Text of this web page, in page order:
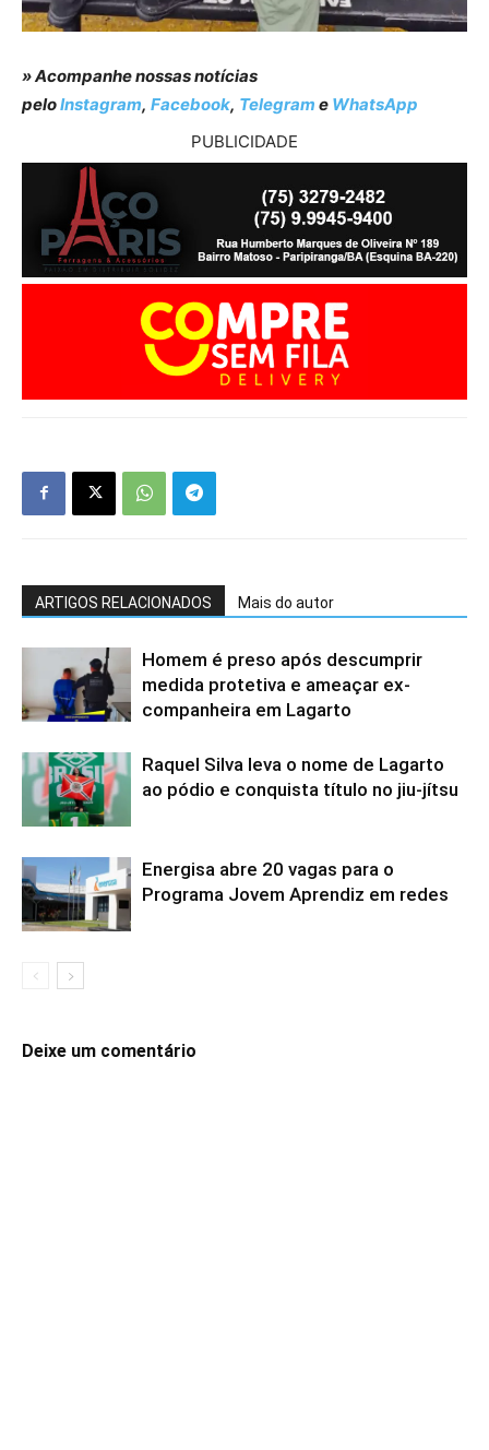
» Acompanhe nossas notícias
peloInstagram, Facebook, Telegram e WhatsApp
PUBLICIDADE
ARTIGOS RELACIONADOS Mais do autor
Homem é preso após descumprir
medida protetiva e ameaçar ex-
companheira em Lagarto
Raquel Silva leva o nome de Lagarto
ao pódio e conquista título no jiu-jítsu
Energisa abre 20 vagas para o
Programa Jovem Aprendiz em redes
Deixe um comentário